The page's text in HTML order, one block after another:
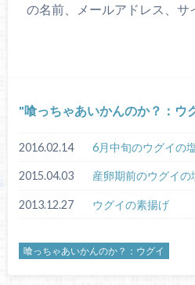
の名前、メールアドレス、サ
喰っちゃあいかんのか？：ウ
2016.02.14 6月中旬のウグイの
2015.04.03 産卵期前のウグイの
2013.12.27 ウグイの素揚げ
喰っちゃあいかんのか？：ウグイ